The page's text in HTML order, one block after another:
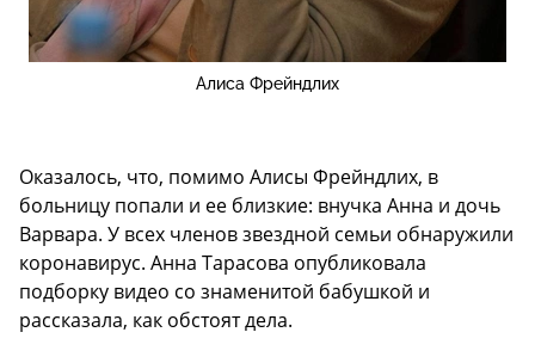
Алиса Фрейндлих
Оказалось, что, помимо Алисы Фрейндлих, в
больницу попали и ее близкие: внучка Анна и дочь
Варвара. У всех членов звездной семьи обнаружили
коронавирус. Анна Тарасова опубликовала
подборку видео со знаменитой бабушкой и
рассказала, как обстоят дела.